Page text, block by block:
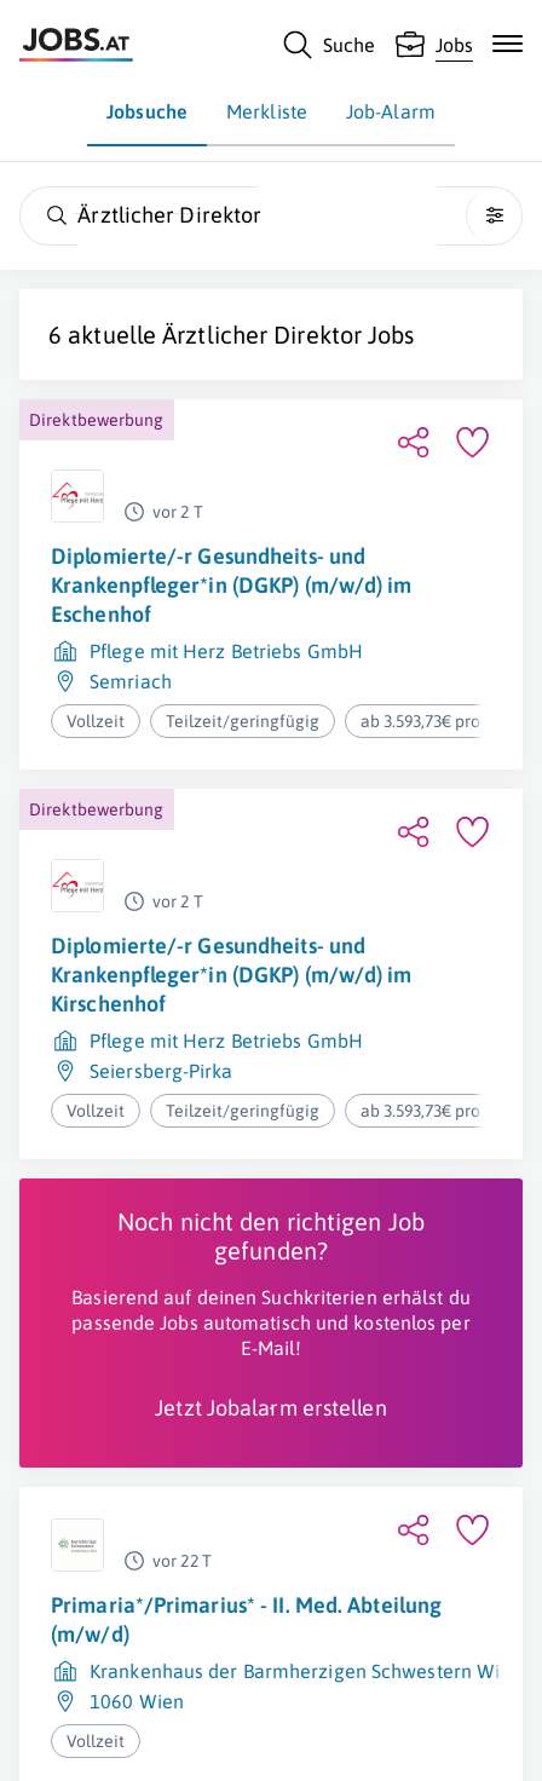
Suche Jobs
Jobsuche Merkliste Job-Alarm
Ärztlicher Direktor
6 aktuelleÄrztlicher Direktor Jobs
Direktbewerbung
vor 2 T
Diplomierte/-r Gesundheits- und
Krankenpfleger*in (DGKP) (m/w/d) im
Eschenhof
Pflege mit Herz Betriebs GmbH
Semriach
Vollzeit Teilzeit/geringfügig ab 3.593,73€ pro Monat
Direktbewerbung
vor 2 T
Diplomierte/-r Gesundheits- und
Krankenpfleger*in (DGKP) (m/w/d) im
Kirschenhof
Pflege mit Herz Betriebs GmbH
Seiersberg-Pirka
Vollzeit Teilzeit/geringfügig ab 3.593,73€ pro Monat
Noch nicht den richtigen Job
gefunden?
Basierend auf deinen Suchkriterien erhälst du
passende Jobs automatisch und kostenlos per
E-Mail!
Jetzt Jobalarm erstellen
vor 22 T
Primaria*/Primarius* - II. Med. Abteilung
(m/w/d)
Krankenhaus der Barmherzigen Schwestern Wien
1060 Wien
Vollzeit